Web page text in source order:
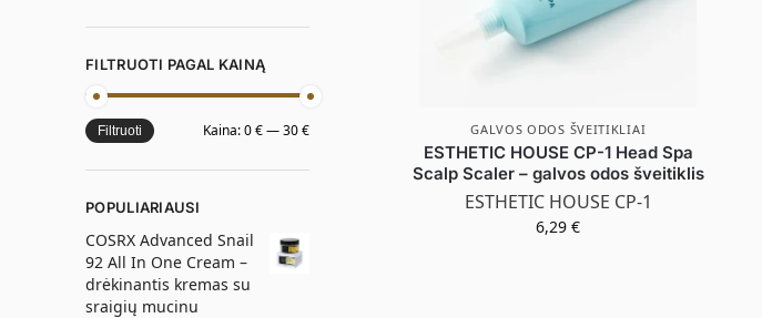
GALVOS ODOS ŠVEITIKLIAI
ESTHETIC HOUSE CP-1 Head Spa
Scalp Scaler – galvos odos šveitiklis
ESTHETIC HOUSE CP-1
6,29€
FILTRUOTI PAGAL KAINĄ
Filtruoti Kaina:0 €—30 €
POPULIARIAUSI
COSRX Advanced Snail
92 All In One Cream –
drėkinantis kremas su
sraigių mucinu